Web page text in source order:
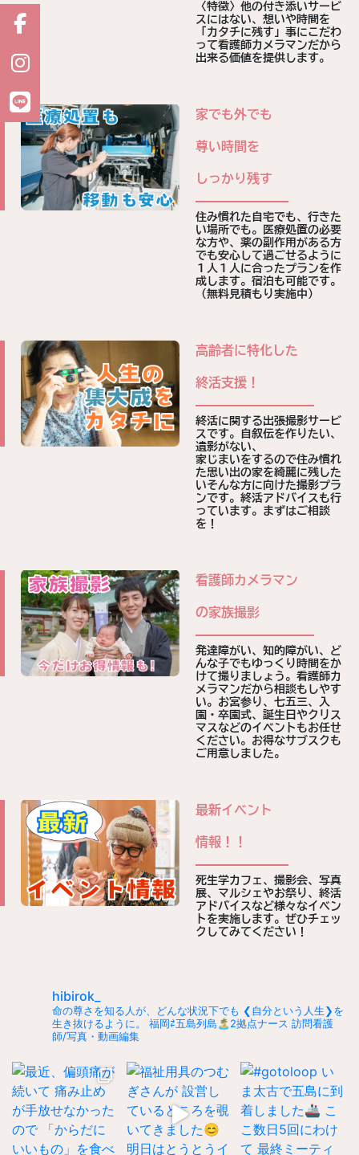
〈特徴〉他の付き添いサービ
スにはない、想いや時間を
「カタチに残す」事にこだわ
って看護師カメラマンだから
出来る価値を提供します。
家でも外でも
尊い時間を
しっかり残す
住み慣れた自宅でも、行きた
い場所でも。医療処置の必要
な方や、薬の副作用がある方
でも安心して過ごせるように
１人１人に合ったプランを作
成します。宿泊も可能です。
（無料見積もり実施中）
高齢者に特化 した
終活支援！
終活に関する出張撮影サービ
スです。自叙伝を作りたい、
遺影がない、
家じまいをするので住み慣れ
た思い出の家を綺麗に残した
いそんな方に向けた撮影プラ
ンです。終活アドバイスも行
っています。まずはご相談
を！
看護師カメラマン
の家族撮影
発達障がい、知的障がい、ど
んな子でもゆっくり時間をか
けて撮りましょう。看護師カ
メラマンだから相談もしやす
い。お宮参り、七五三、入
園・卒園式、誕生日やクリス
マスなどのイベントもお任せ
ください。お得なサブスクも
ご用意しました。
最新イベント
情報！！
死生学カフェ、撮影会、写真
展、マルシェやお祭り、終活
アドバイスなど様々なイベン
トを実施します。ぜひチェッ
クしてみてください！
hibirok_
命の尊さを知る人が、どんな状況下でも ❮自分という人生❯を
生き抜けるように。
福岡⇄五島列島🏝️2拠点ナース 訪問看護
師/写真・動画編集